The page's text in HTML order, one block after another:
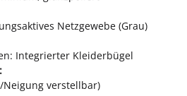
Netzgewebe (Grau)
Integrierter Kleiderbügel
Neigung verstellbar)